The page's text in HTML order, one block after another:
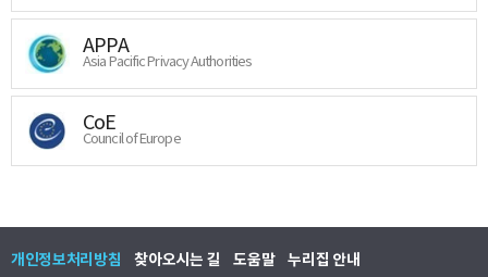
APPA
Asia Pacific Privacy Authorities
CoE
Council of Europe
개인정보처리방침 찾아오시는 길 도움말 누리집 안내